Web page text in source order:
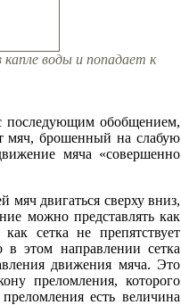
воды и попадает к
последующим обобщением,
мяч, брошенный на слабую
мяча «совершенно
мяч двигаться сверху вниз,
можно представлять как
сетка не препятствует
в этом направлении сетка
движения мяча. Это
преломления, которого
есть величина